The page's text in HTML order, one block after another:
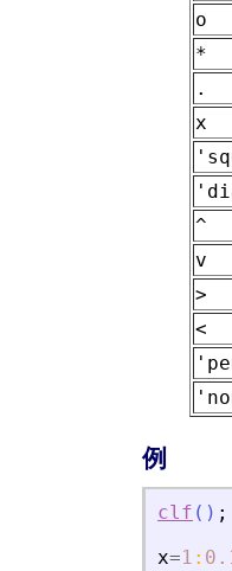
o
*
.
x
^
v
>
<
例
clf ( ) ;
x=1 :